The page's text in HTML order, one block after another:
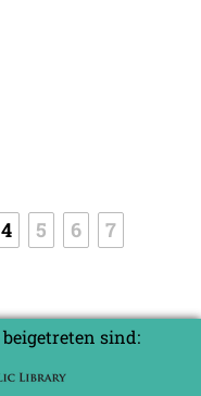
4 5 6
7
sind: